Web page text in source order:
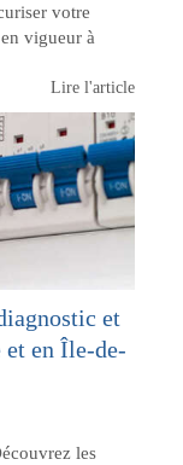
votre
vigueur à
Lire l'article
et
en Île-de-
les